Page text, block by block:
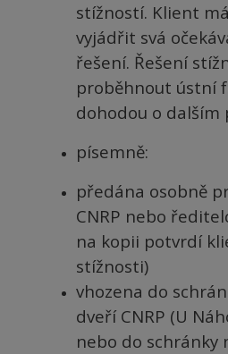
stížností. Klient
vyjádřit svá
řešení. Řešení
proběhnout ústní
dohodou o dalším
písemně:
předána osobně
CNRP nebo
na kopii potvrdí
stížnosti)
vhozena do
dveří CNRP (U
nebo do schránky